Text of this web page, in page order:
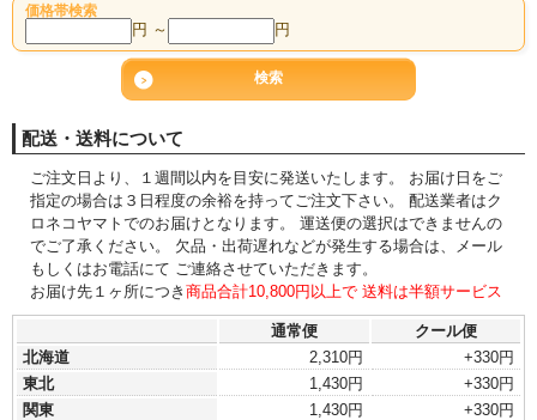
価格帯検索
円 ～ 円
配送・送料について
ご注文日より、１週間以内を目安に発送いたします。 お届け日をご
指定の場合は３日程度の余裕を持ってご注文下さい。 配送業者はク
ロネコヤマトでのお届けとなります。 運送便の選択はできませんの
でご了承ください。 欠品・出荷遅れなどが発生する場合は、メール
もしくはお電話にて ご連絡させていただきます。
お届け先１ヶ所につき 商品合計10,800円以上で 送料は半額サービス
通常便
クール便
北海道
2,310円
+330円
東北
1,430円
+330円
関東
1,430円
+330円